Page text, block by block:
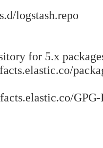
logstash.repo
for 5.x